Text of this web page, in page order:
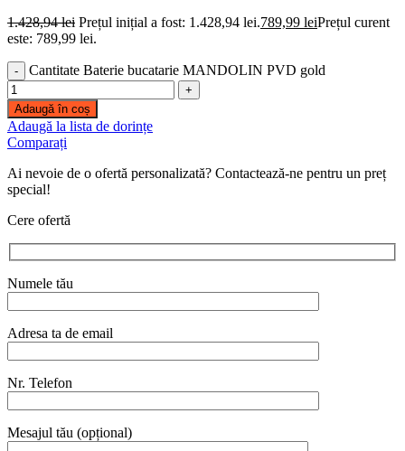
1.428,94lei Prețul inițial a fost: 1.428,94 lei.789,99 leiPrețul curent
este: 789,99 lei.
Cantitate Baterie bucatarie MANDOLIN PVD gold
Adaugă în coș
Adaugă la lista de dorințe
Comparați
Ai nevoie de o ofertă personalizată? Contactează-ne pentru un preț
special!
Cere ofertă
Numele tău
Adresa ta de email
Nr. Telefon
Mesajul tău (opțional)